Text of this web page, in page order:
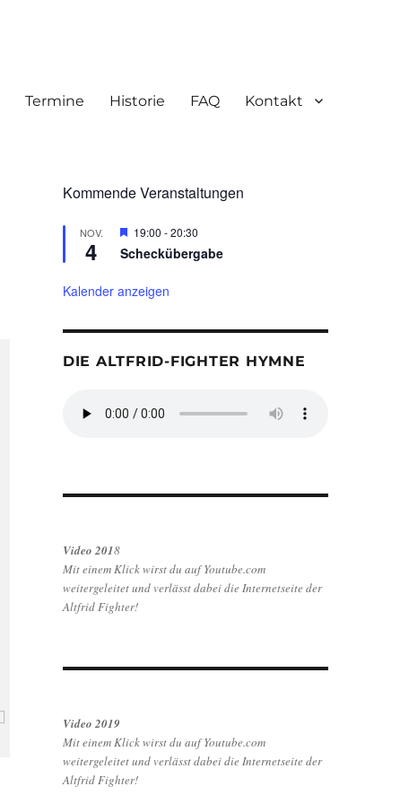
Termine Historie FAQ Kontakt
Kommende Veranstaltungen
NOV.
4
H
e
r
o
e
o
19:00 -20:30
Scheckübergabe
Kalender anzeigen
DIE ALTFRID-FIGHTER HYMNE
Video 2018
Mit einem Klick wirst du auf Youtube.com
weitergeleitet und verlässt dabei die Internetseite der
Altfrid Fighter!
Video 2019
Mit einem Klick wirst du auf Youtube.com
weitergeleitet und verlässt dabei die Internetseite der
Altfrid Fighter!